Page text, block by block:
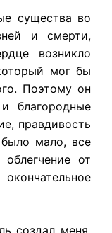
существа во
и смерти,
возникло
мог бы
Поэтому он
благородные
правдивость
мало, все
от